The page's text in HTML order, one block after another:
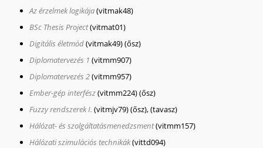
Az érzelmek logikája(vitmak48)
BSc Thesis Project(vitmat01)
Digitális életmód(vitmak49)(ősz)
Diplomatervezés 1 (vitmm907)
Diplomatervezés 2(vitmm957)
Ember-gép interfész(vitmm224)(ősz)
Fuzzy rendszerek I. (vitmjv79)(ősz), (tavasz)
Hálózat- és szolgáltatásmenedzsment(vitmm157)
Hálózati szimulációs technikák(vittd094)